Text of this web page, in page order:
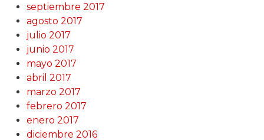
septiembre 2017
agosto 2017
julio 2017
junio 2017
mayo 2017
abril 2017
marzo 2017
febrero 2017
enero 2017
diciembre 2016